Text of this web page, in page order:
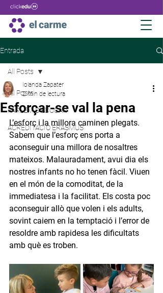
Entrada
All Posts
PARLEM D'EDUCAR
ACREDITACIÓ ERASMUS
All Posts
Esforçar-se val la pena
Iolanda Zapater
2 min de lectura
L’esforç i la millora caminen plegats.
Sabem que l’esforç ens porta a
aconseguir una millora de nosaltres
mateixos. Malauradament, avui dia els
nostres infants no ho tenen fàcil. Viuen
en el món de la comoditat, de la
immediatesa i la facilitat. Els costa poc
aconseguir allò que volen i els adults,
sovint caiem en la temptació i l’error de
resoldre amb rapidesa les dificultats
amb què es troben.